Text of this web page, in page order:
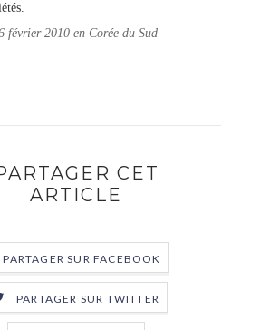
février 2010 en Corée du Sud
CET
ARTICLE
PARTAGER SUR FACEBOOK
PARTAGER SUR TWITTER